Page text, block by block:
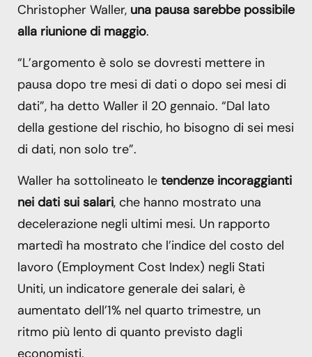
Christopher Waller, una pausa sarebbe possibile
alla riunione di maggio.
“L’argomento è solo se dovresti mettere in
pausa dopo tre mesi di dati o dopo sei mesi di
dati”, ha detto Waller il 20 gennaio. “Dal lato
della gestione del rischio, ho bisogno di sei mesi
di dati, non solo tre”.
Waller ha sottolineato le tendenze incoraggianti
nei dati sui salari, che hanno mostrato una
decelerazione negli ultimi mesi. Un rapporto
martedì ha mostrato che l’indice del costo del
lavoro (Employment Cost Index) negli Stati
Uniti, un indicatore generale dei salari, è
aumentato dell’1% nel quarto trimestre, un
ritmo più lento di quanto previsto dagli